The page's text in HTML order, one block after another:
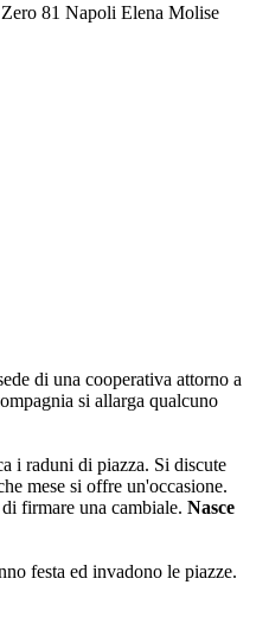
81 Napoli Elena Molise
di una cooperativa attorno a
si allarga qualcuno
i raduni di piazza. Si discute
mese si offre un'occasione.
firmare una cambiale. Nasce
festa ed invadono le piazze.